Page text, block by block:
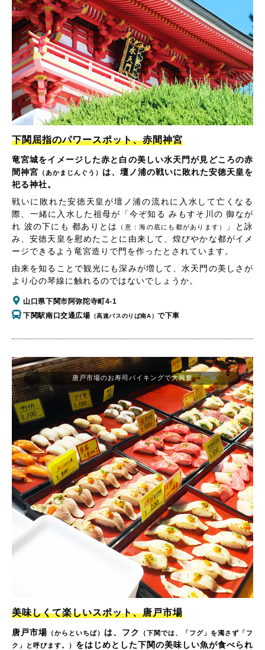
下関屈指のパワースポット、赤間神宮
竜宮城をイメージした赤と白の美しい水天門が見どころの赤
間神宮 （あかまじんぐう） は、壇ノ浦の戦いに敗れた安徳天皇を
祀る神社。
戦いに敗れた安徳天皇が壇ノ浦の流れに入水して亡くなる
際、一緒に入水した祖母が「今ぞ知る みもすそ川の 御なが
れ 波の下にも 都ありとは
（意：海の底にも都があります）
」と詠
み、安徳天皇を慰めたことに由来して、煌びやかな都がイメ
ージできるよう竜宮造りで門を作ったとされています。
由来を知ることで観光にも深みが増して、水天門の美しさが
より心の琴線に触れるのではないでしょうか。
山口県下関市阿弥陀寺町4-1
下関駅南口交通広場 （高速バスのりば南A）で下車
唐戸市場のお寿司バイキングで大興奮
美味しくて楽しいスポット、唐戸市場
唐戸市場 （からといちば） は、フク
（下関では、「フグ」を濁さず「フ
ク」と呼びます。） をはじめとした下関の美味しい魚が食べられ